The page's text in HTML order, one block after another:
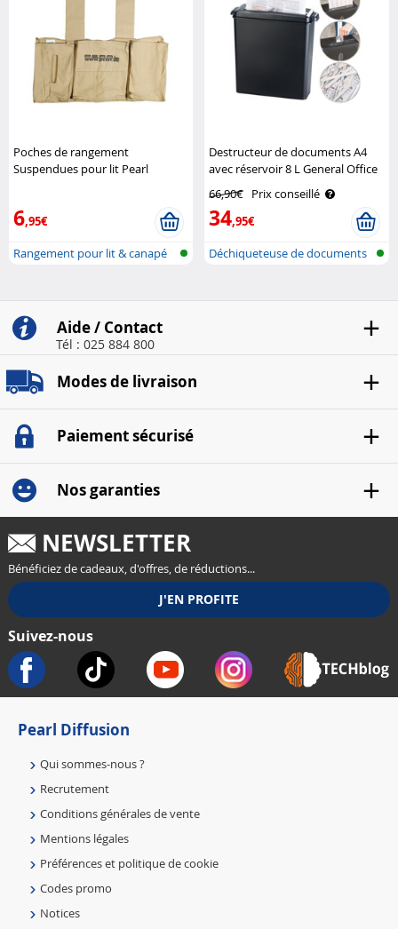
Poches de rangement
Suspendues pour lit Pearl
6,95€
Rangement pour lit & canapé
Destructeur de documents A4
avec réservoir 8 L General Office
66,90€ Prix conseillé
34,95€
Déchiqueteuse de documents
Aide / Contact
Tél : 025 884 800
Modes de livraison
Paiement sécurisé
Nos garanties
NEWSLETTER
Bénéficiez de cadeaux, d'offres, de réductions...
Suivez-nous
Pearl Diffusion
Qui sommes-nous ?
Recrutement
Conditions générales de vente
Mentions légales
Préférences et politique de cookie
Codes promo
Notices